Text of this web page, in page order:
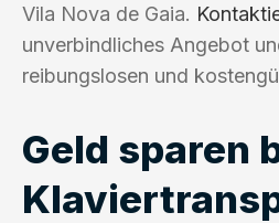
Vila Nova de Gaia.
unverbindliches Angebot
reibungslosen und
Geld sparen